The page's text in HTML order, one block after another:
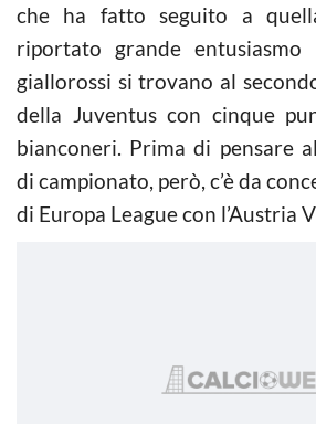
che ha fatto seguito a
riportato grande entusiasmo
giallorossi si trovano al
della Juventus con cinque
bianconeri. Prima di pensare
di campionato, però, c’è da
di Europa League con l’Austria